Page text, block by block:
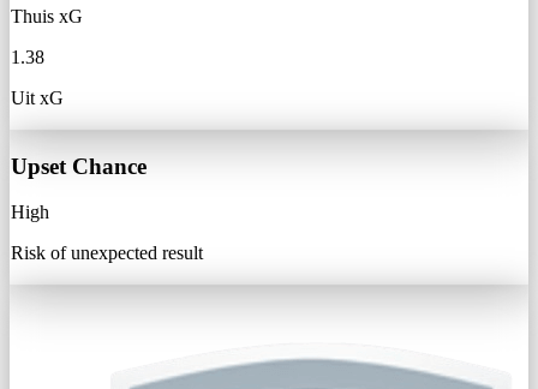
Thuis xG
1.38
Uit xG
Upset Chance
High
Risk of unexpected result